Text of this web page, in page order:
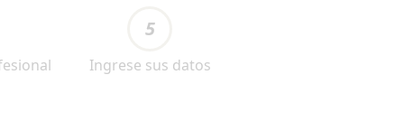
5
Ingrese sus datos